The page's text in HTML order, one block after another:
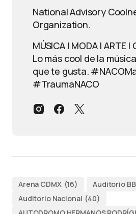
National Advisory
Organization.
MÚSICA | MODA | ARTE |
Lo más cool de la
que te gusta.
#TraumaNACO
Arena CDMX (16) Auditorio BB
Auditorio Nacional (40)